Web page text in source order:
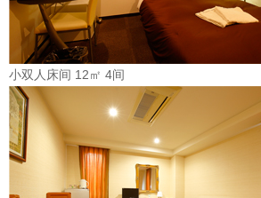
小双人床间 12㎡ 4间